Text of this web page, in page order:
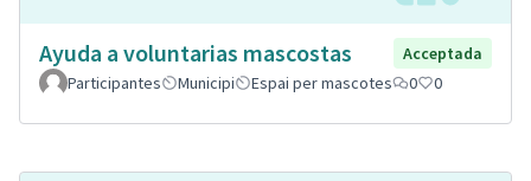
Ayuda a voluntarias mascostas
Acceptada
Participantes
Municipi Espai per mascotes 0 0